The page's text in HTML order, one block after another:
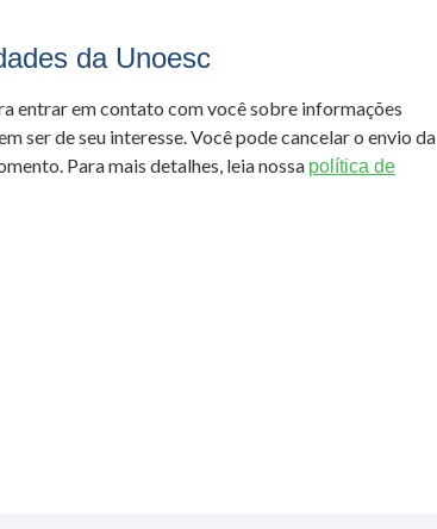
da Unoesc
entrar em contato com você sobre informações
ser de seu interesse. Você pode cancelar o envio da
Para mais detalhes, leia nossa política de